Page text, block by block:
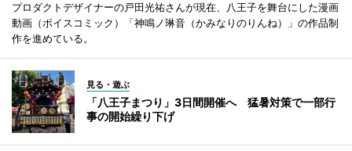
プロダクトデザイナーの戸田光祐さんが現在、八王子を舞台にした漫画
動画（ボイスコミック）「神鳴ノ琳音（かみなりのりんね）」の作品制
作を進めている。
見る・遊ぶ
「八王子まつり」3日間開催へ 猛暑対策で一部行
事の開始繰り下げ